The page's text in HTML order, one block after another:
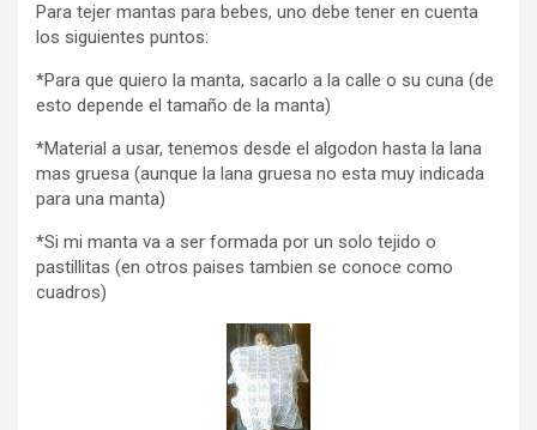
Para tejer mantas para bebes, uno debe tener en cuenta
los siguientes puntos:
*Para que quiero la manta, sacarlo a la calle o su cuna (de
esto depende el tamaño de la manta)
*Material a usar, tenemos desde el algodon hasta la lana
mas gruesa (aunque la lana gruesa no esta muy indicada
para una manta)
*Si mi manta va a ser formada por un solo tejido o
pastillitas (en otros paises tambien se conoce como
cuadros)